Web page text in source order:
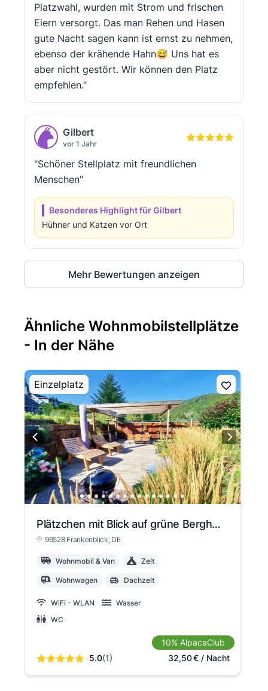
Platzwahl, wurden mit Strom und frischen
Eiern versorgt. Das man Rehen und Hasen
gute Nacht sagen kann ist ernst zu nehmen,
ebenso der krähende Hahn😅 Uns hat es
aber nicht gestört. Wir können den Platz
empfehlen."
Gilbert
vor 1 Jahr
"Schöner Stellplatz mit freundlichen
Menschen"
Besonderes Highlight für Gilbert
Hühner und Katzen vor Ort
Mehr Bewertungen anzeigen
Ähnliche Wohnmobilstellplätze
- In der Nähe
Einzelplatz
Plätzchen mit Blick auf grüne Berghänge
96528 Frankenblick, DE
Wohnmobil & Van Zelt
Wohnwagen Dachzelt
WiFi - WLAN
Wasser
WC
5.0(1)
10% AlpacaClub
32,50€/ Nacht